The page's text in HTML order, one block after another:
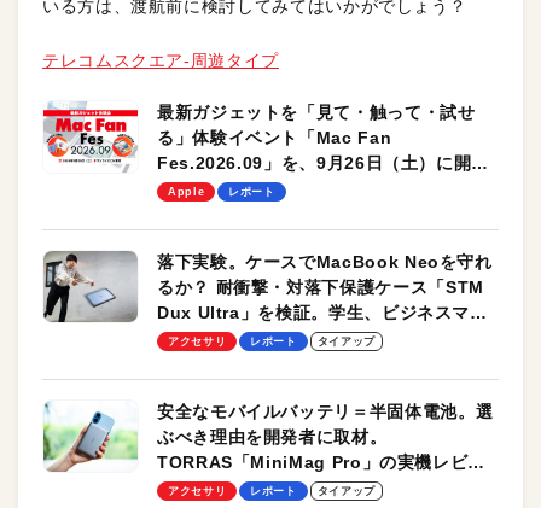
いる方は、渡航前に検討してみてはいかがでしょう？
テレコムスクエア-周遊タイプ
最新ガジェットを「見て・触って・試せ
る」体験イベント「Mac Fan
Fes.2026.09」を、9月26日（土）に開催
します！
Apple レポート
落下実験。ケースでMacBook Neoを守れ
るか？ 耐衝撃・対落下保護ケース「STM
Dux Ultra」を検証。学生、ビジネスマン
のモバイルユースに最適！
アクセサリ レポート タイアップ
安全なモバイルバッテリ＝半固体電池。選
ぶべき理由を開発者に取材。
TORRAS「MiniMag Pro」の実機レビュ
ーも
アクセサリ レポート タイアップ